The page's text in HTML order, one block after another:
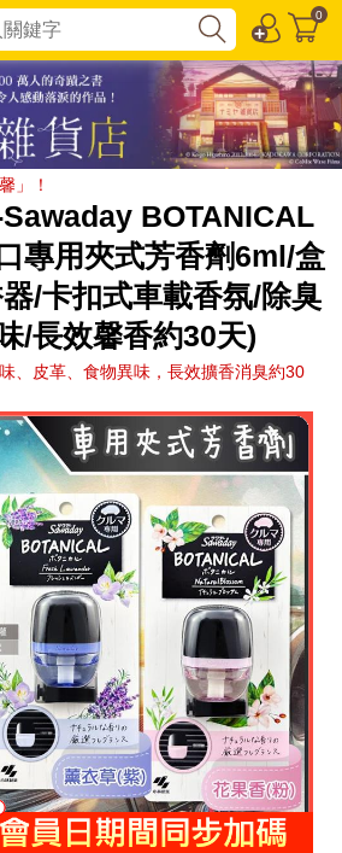
0
」！
Sawaday BOTANICAL
專用夾式芳香劑6ml/盒
/卡扣式車載香氛/除臭
/長效馨香約30天)
、皮革、食物異味，長效擴香消臭約30